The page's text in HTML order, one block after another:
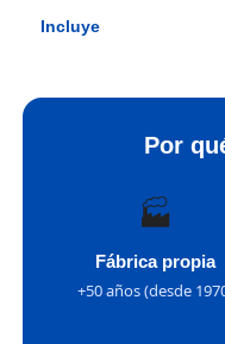
Incluye
Por
🏭
Fábrica propia
+50 años (desde